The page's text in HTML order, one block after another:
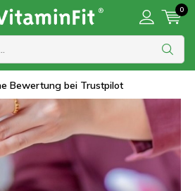
0
Bewertung bei Trustpilot